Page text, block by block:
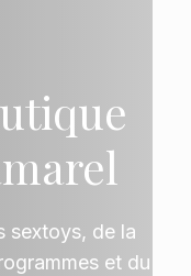
sextoys, de la
et du